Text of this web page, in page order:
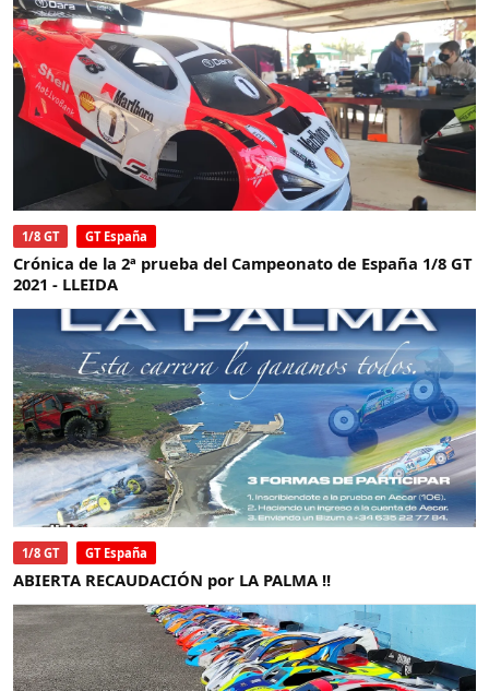
1/8 GT GT España
Crónica de la 2ª prueba del Campeonato de España 1/8 GT
2021 - LLEIDA
1/8 GT GT España
ABIERTA RECAUDACIÓN por LA PALMA !!